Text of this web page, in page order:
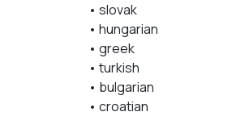
• slovak
• hungarian
• greek
• turkish
• bulgarian
• croatian